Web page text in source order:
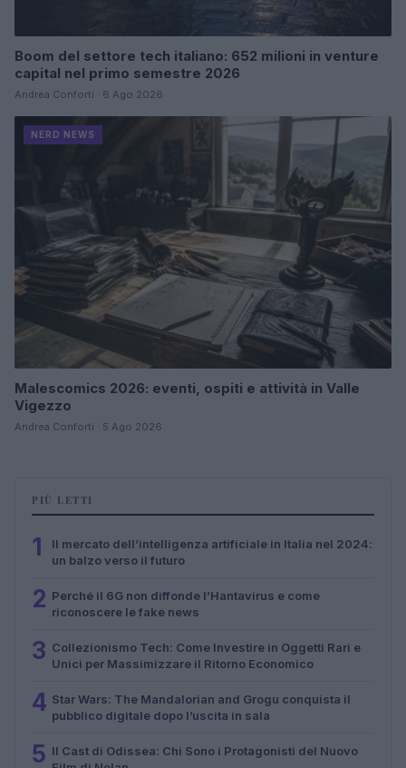
Boom del settore tech italiano: 652 milioni in venture
capital nel primo semestre 2026
Andrea Conforti · 6 Ago 2026
NERD NEWS
Malescomics 2026: eventi, ospiti e attività in Valle
Vigezzo
Andrea Conforti · 5 Ago 2026
PIÙ LETTI
1
Il mercato dell’intelligenza artificiale in Italia nel 2024:
un balzo verso il futuro
2 Perché il 6G non diffonde l’Hantavirus e come
riconoscere le fake news
3 Collezionismo Tech: Come Investire in Oggetti Rari e
Unici per Massimizzare il Ritorno Economico
4 Star Wars: The Mandalorian and Grogu conquista il
pubblico digitale dopo l’uscita in sala
5 Il Cast di Odissea: Chi Sono i Protagonisti del Nuovo